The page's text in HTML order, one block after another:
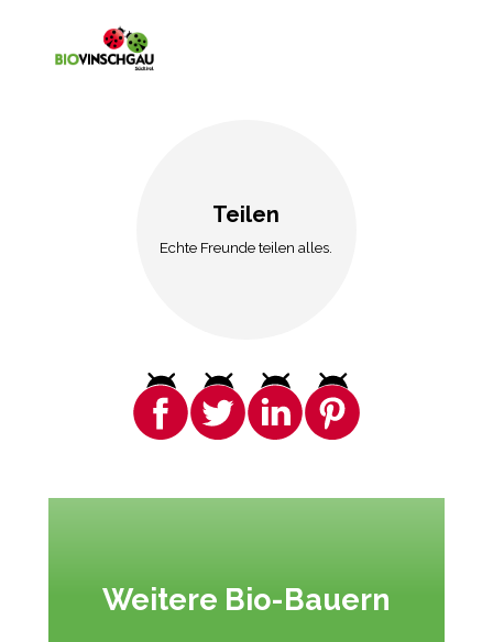
Teilen
Echte Freunde teilen alles.
Weitere Bio-Bauern